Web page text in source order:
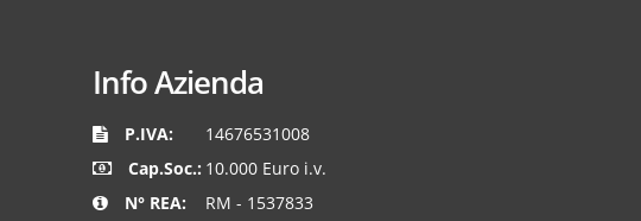
Info Azienda
P.IVA:
14676531008
Cap.Soc.: 10.000 Euro i.v.
N° REA:
RM - 1537833